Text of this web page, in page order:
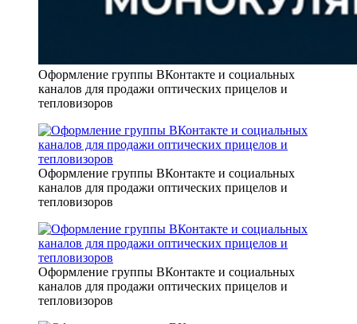
Оформление группы ВКонтакте и социальных
каналов для продажи оптических прицелов и
тепловизоров
Оформление группы ВКонтакте и социальных
каналов для продажи оптических прицелов и
тепловизоров
Оформление группы ВКонтакте и социальных
каналов для продажи оптических прицелов и
тепловизоров